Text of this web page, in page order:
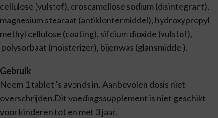
cellulose (vulstof), croscamellose sodium (disintegrant),
magnesium stearaat (antiklontermiddel), hydroxypropyl
methyl cellulose (coating), silicium dioxide (vulstof),
polysorbaat (moisterizer), bijenwas (glansmiddel).
Gebruik
Neem 1 tablet ’s avonds in. Aanbevolen dosis niet
overschrijden.Dit voedingssupplement is niet geschikt
voor kinderen tot en met 3 jaar.